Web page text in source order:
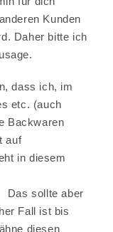
Kunden
Daher bitte ich
dass ich, im
etc. (auch
Backwaren
auf
in diesem
Das sollte aber
Fall ist bis
diesen